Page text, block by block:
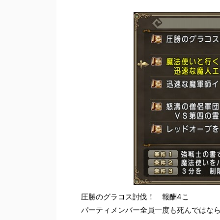
圧勝のグラコス討伐！ 報酬4こ
パーティメンバー全員一度も死んではな